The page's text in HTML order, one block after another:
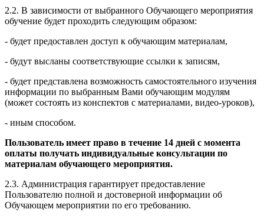
2.2. В зависимости от выбранного Обучающего мероприятия
обучение будет проходить следующим образом:
- будет предоставлен доступ к обучающим материалам,
- будут высланы соответствующие ссылки к записям,
- будет представлена возможность самостоятельного изучения
информации по выбранным Вами обучающим модулям
(может состоять из конспектов с материалами, видео-уроков),
- иным способом.
Пользователь имеет право в течение 14 дней с момента
оплаты получать индивидуальные консультации по
материалам обучающего мероприятия.
2.3. Администрация гарантирует предоставление
Пользователю полной и достоверной информации об
Обучающем мероприятии по его требованию.